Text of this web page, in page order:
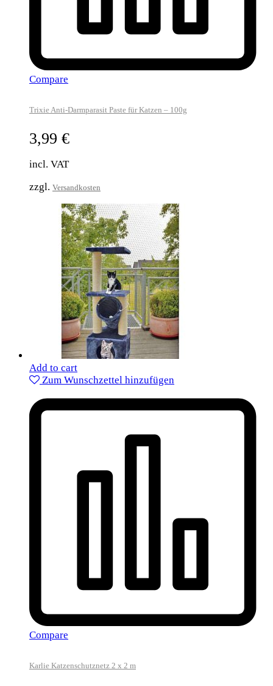
Compare
Trixie Anti-Darmparasit Paste für Katzen – 100g
3,99 €
incl. VAT
zzgl. Versandkosten
Add to cart
Zum Wunschzettel hinzufügen
Compare
Karlie Katzenschutznetz 2 x 2 m